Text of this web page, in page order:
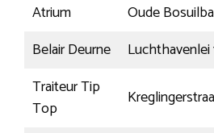
Atrium
Oude
Belair Deurne
Luchthavenlei
Traiteur Tip
Top